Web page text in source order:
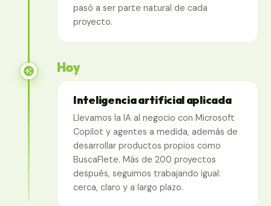
pasó a ser parte natural de cada
proyecto.
Hoy
Inteligencia artificial aplicada
Llevamos la IA al negocio con Microsoft
Copilot y agentes a medida, además de
desarrollar productos propios como
BuscaFlete. Más de 200 proyectos
después, seguimos trabajando igual:
cerca, claro y a largo plazo.